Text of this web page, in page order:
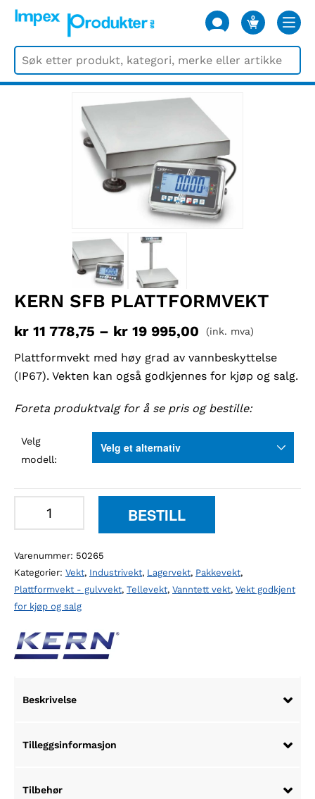
0
VARER
KERN SFB PLATTFORMVEKT
kr 11 778,75 – kr 19 995,00 (ink. mva)
Plattformvekt med høy grad av vannbeskyttelse
(IP67). Vekten kan også godkjennes for kjøp og salg.
Foreta produktvalg for å se pris og bestille:
Velg
modell:
antall
BESTILL
Varenummer: 50265
Kategorier: Vekt, Industrivekt, Lagervekt, Pakkevekt,
Plattformvekt - gulvvekt, Tellevekt, Vanntett vekt, Vekt godkjent
for kjøp og salg
Beskrivelse
Tilleggsinformasjon
Tilbehør